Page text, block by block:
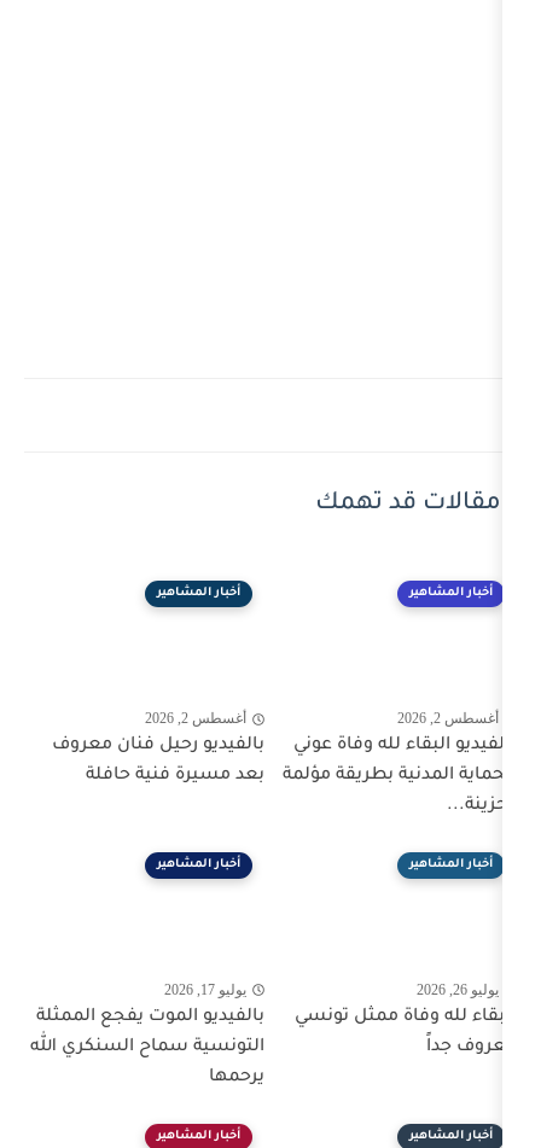
تهمك
وفاة عوني
مؤلمة
أخبار المشاهير
أغسطس 2, 2026
بالفيديو رحيل فنان معروف
بعد مسيرة فنية حافلة
تونسي
أخبار المشاهير
بالفيديو الموت يفجع الممثلة
التونسية سماح السنكري الله
أخبار المشاهير